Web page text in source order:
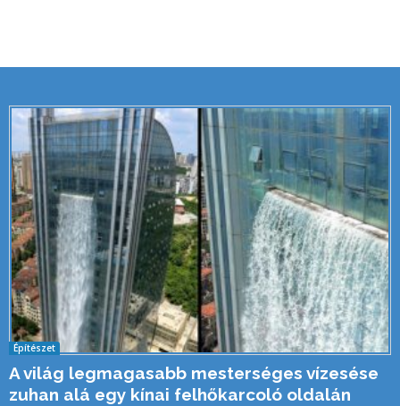
Építészet
A világ legmagasabb mesterséges vízesése
zuhan alá egy kínai felhőkarcoló oldalán